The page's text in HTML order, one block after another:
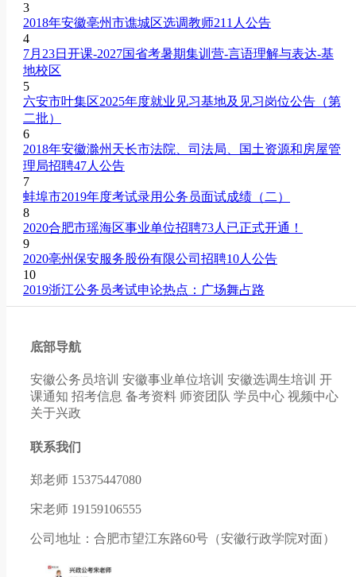
3
2018年安徽亳州市谯城区选调教师211人公告
4
7月23日开课-2027国省考暑期集训营-言语理解与表达-基
地校区
5
六安市叶集区2025年度就业见习基地及见习岗位公告（第
二批）
6
2018年安徽滁州天长市法院、司法局、国土资源和房屋管
理局招聘47人公告
7
蚌埠市2019年度考试录用公务员面试成绩（二）
8
2020合肥市瑶海区事业单位招聘73人已正式开通！
9
2020亳州保安服务股份有限公司招聘10人公告
10
2019浙江公务员考试申论热点：广场舞占路
底部导航
安徽公务员培训 安徽事业单位培训 安徽选调生培训 开
课通知 招考信息 备考资料 师资团队 学员中心 视频中心
关于兴政
联系我们
郑老师 15375447080
宋老师 19159106555
公司地址：合肥市望江东路60号（安徽行政学院对面）